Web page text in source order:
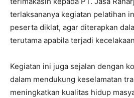
terlaksananya kegiatan pelatihan
peserta diklat, agar diterapkan
terutama apabila terjadi
Kegiatan ini juga sejalan dengan
dalam mendukung keselamatan
meningkatkan kualitas hidup